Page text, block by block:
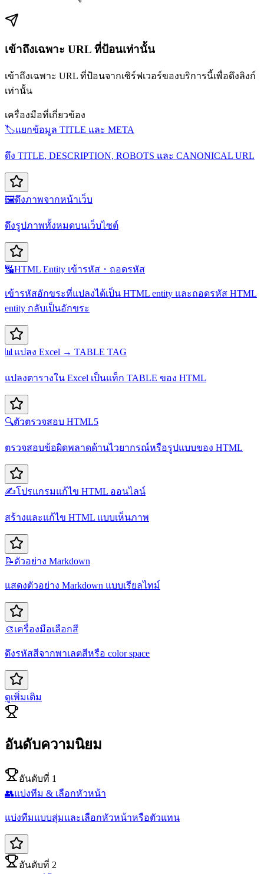
เข้าถึงเฉพาะ URL ที่ป้อนเท่านั้น
เข้าถึงเฉพาะ URL ที่ป้อนจากเซิร์ฟเวอร์ของบริการนี้เพื่อดึงลิงก์
เท่านั้น
เครื่องมือที่เกี่ยวข้อง
🏷️แยกข้อมูล TITLE และ META
ดึง TITLE, DESCRIPTION, ROBOTS และ CANONICAL URL
🖼️ดึงภาพจากหน้าเว็บ
ดึงรูปภาพทั้งหมดบนเว็บไซต์
🔣HTML Entity เข้ารหัส・ถอดรหัส
เข้ารหัสอักขระที่แปลงได้เป็น HTML entity และถอดรหัส HTML
entity กลับเป็นอักขระ
📊แปลง Excel → TABLE TAG
แปลงตารางใน Excel เป็นแท็ก TABLE ของ HTML
🔍ตัวตรวจสอบ HTML5
ตรวจสอบข้อผิดพลาดด้านไวยากรณ์หรือรูปแบบของ HTML
✍️โปรแกรมแก้ไข HTML ออนไลน์
สร้างและแก้ไข HTML แบบเห็นภาพ
📝ตัวอย่าง Markdown
แสดงตัวอย่าง Markdown แบบเรียลไทม์
🎨เครื่องมือเลือกสี
ดึงรหัสสีจากพาเลตสีหรือ color space
ดูเพิ่มเติม
อันดับความนิยม
อันดับที่ 1
👥แบ่งทีม & เลือกหัวหน้า
แบ่งทีมแบบสุ่มและเลือกหัวหน้าหรือตัวแทน
อันดับที่ 2